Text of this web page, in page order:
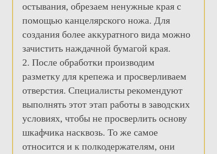
остывания, обрезаем ненужные края с
помощью канцелярского ножа. Для
создания более аккуратного вида можно
зачистить наждачной бумагой края.
2. После обработки производим
разметку для крепежа и просверливаем
отверстия. Специалисты рекомендуют
выполнять этот этап работы в заводских
условиях, чтобы не просверлить основу
шкафчика насквозь. То же самое
относится и к полкодержателям, они